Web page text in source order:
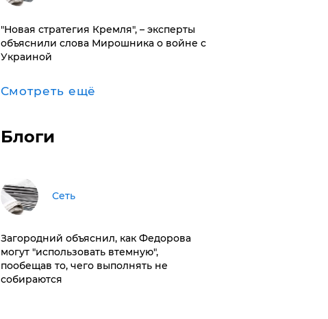
"Новая стратегия Кремля", – эксперты
объяснили слова Мирошника о войне с
Украиной
Смотреть ещё
Блоги
Сеть
Загородний объяснил, как Федорова
могут "использовать втемную",
пообещав то, чего выполнять не
собираются